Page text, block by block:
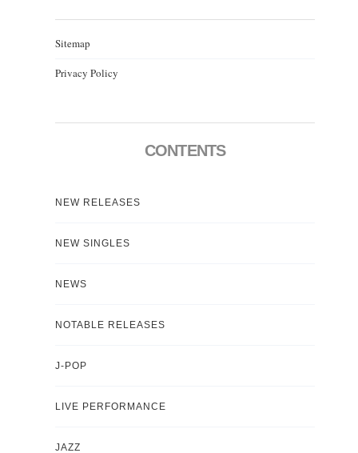
Sitemap
Privacy Policy
CONTENTS
NEW RELEASES
NEW SINGLES
NEWS
NOTABLE RELEASES
J-POP
LIVE PERFORMANCE
JAZZ